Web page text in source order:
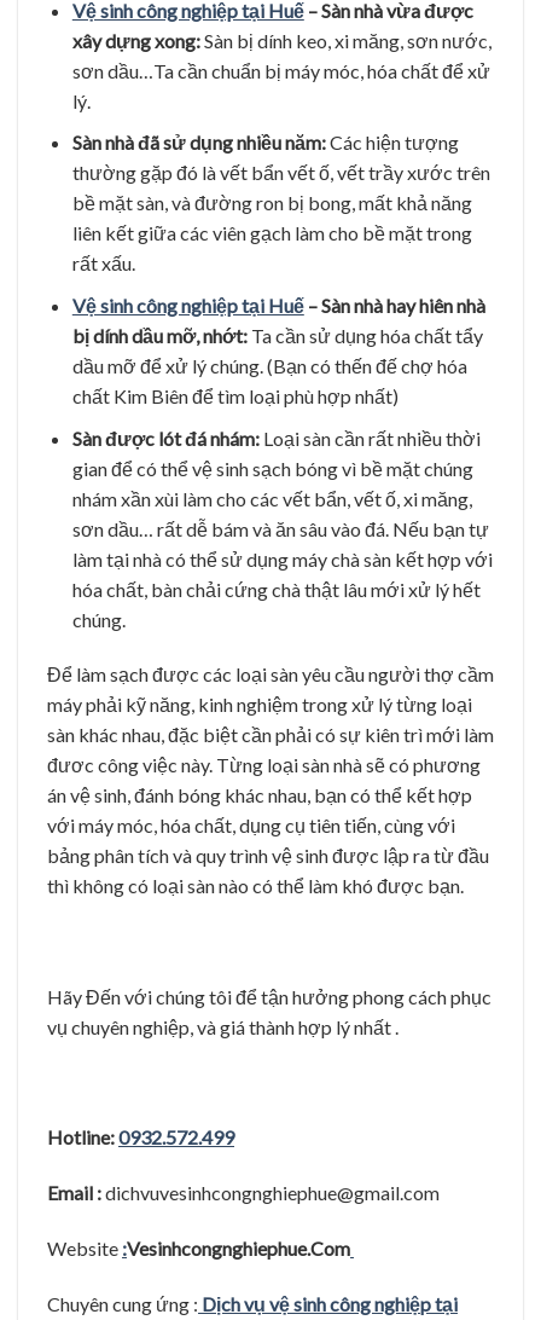
Vệ sinh công nghiệp tại Huế– Sàn nhà vừa được
xây dựng xong:Sàn bị dính keo, xi măng, sơn nước,
sơn dầu…Ta cần chuẩn bị máy móc, hóa chất để xử
lý.
Sàn nhà đã sử dụng nhiều năm:Các hiện tượng
thường gặp đó là vết bẩn vết ố, vết trầy xước trên
bề mặt sàn, và đường ron bị bong, mất khả năng
liên kết giữa các viên gạch làm cho bề mặt trong
rất xấu.
Vệ sinh công nghiệp tại Huế– Sàn nhà hay hiên nhà
bị dính dầu mỡ, nhớt:Ta cần sử dụng hóa chất tẩy
dầu mỡ để xử lý chúng. (Bạn có thến đế chợ hóa
chất Kim Biên để tìm loại phù hợp nhất)
Sàn được lót đá nhám:Loại sàn cần rất nhiều thời
gian để có thể vệ sinh sạch bóng vì bề mặt chúng
nhám xần xùi làm cho các vết bẩn, vết ố, xi măng,
sơn dầu… rất dễ bám và ăn sâu vào đá. Nếu bạn tự
làm tại nhà có thể sử dụng máy chà sàn kết hợp với
hóa chất, bàn chải cứng chà thật lâu mới xử lý hết
chúng.
Để làm sạch được các loại sàn yêu cầu người thợ cầm
máy phải kỹ năng, kinh nghiệm trong xử lý từng loại
sàn khác nhau, đặc biệt cần phải có sự kiên trì mới làm
đươc công việc này. Từng loại sàn nhà sẽ có phương
án vệ sinh, đánh bóng khác nhau, bạn có thể kết hợp
với máy móc, hóa chất, dụng cụ tiên tiến, cùng với
bảng phân tích và quy trình vệ sinh được lập ra từ đầu
thì không có loại sàn nào có thể làm khó được bạn.
Hãy Đến với chúng tôi để tận hưởng phong cách phục
vụ chuyên nghiệp, và giá thành hợp lý nhất .
Hotline:0932.572.499
Email :dichvuvesinhcongnghiephue@gmail.com
Website :Vesinhcongnghiephue.Com
Chuyên cung ứng : Dịch vụ vệ sinh công nghiệp tại